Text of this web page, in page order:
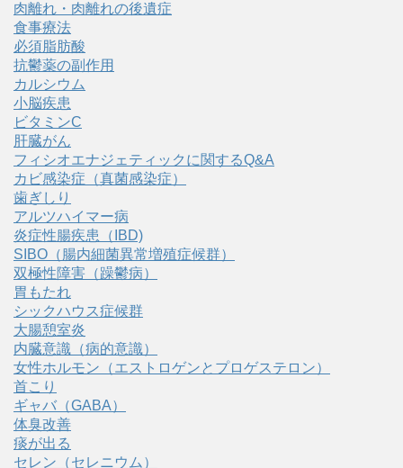
肉離れ・肉離れの後遺症
食事療法
必須脂肪酸
抗鬱薬の副作用
カルシウム
小脳疾患
ビタミンC
肝臓がん
フィシオエナジェティックに関するQ&A
カビ感染症（真菌感染症）
歯ぎしり
アルツハイマー病
炎症性腸疾患（IBD)
SIBO（腸内細菌異常増殖症候群）
双極性障害（躁鬱病）
胃もたれ
シックハウス症候群
大腸憩室炎
内臓意識（病的意識）
女性ホルモン（エストロゲンとプロゲステロン）
首こり
ギャバ（GABA）
体臭改善
痰が出る
セレン（セレニウム）